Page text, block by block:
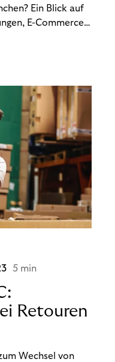
Ein Blick auf
E-Commerce
keine
5 min
Retouren
Wechsel von